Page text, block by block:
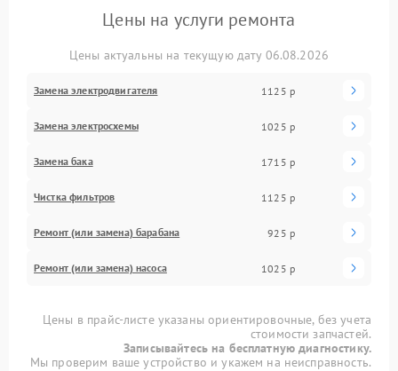
Цены на услуги ремонта
Цены актуальны на текущую дату 06.08.2026
Замена электродвигателя 1125 р
Замена электросхемы 1025 р
Замена бака 1715 р
Чистка фильтров 1125 р
Ремонт (или замена) барабана 925 р
Ремонт (или замена) насоса 1025 р
Цены в прайс-листе указаны ориентировочные, без учета
стоимости запчастей.
Записывайтесь на бесплатную диагностику.
Мы проверим ваше устройство и укажем на неисправность.